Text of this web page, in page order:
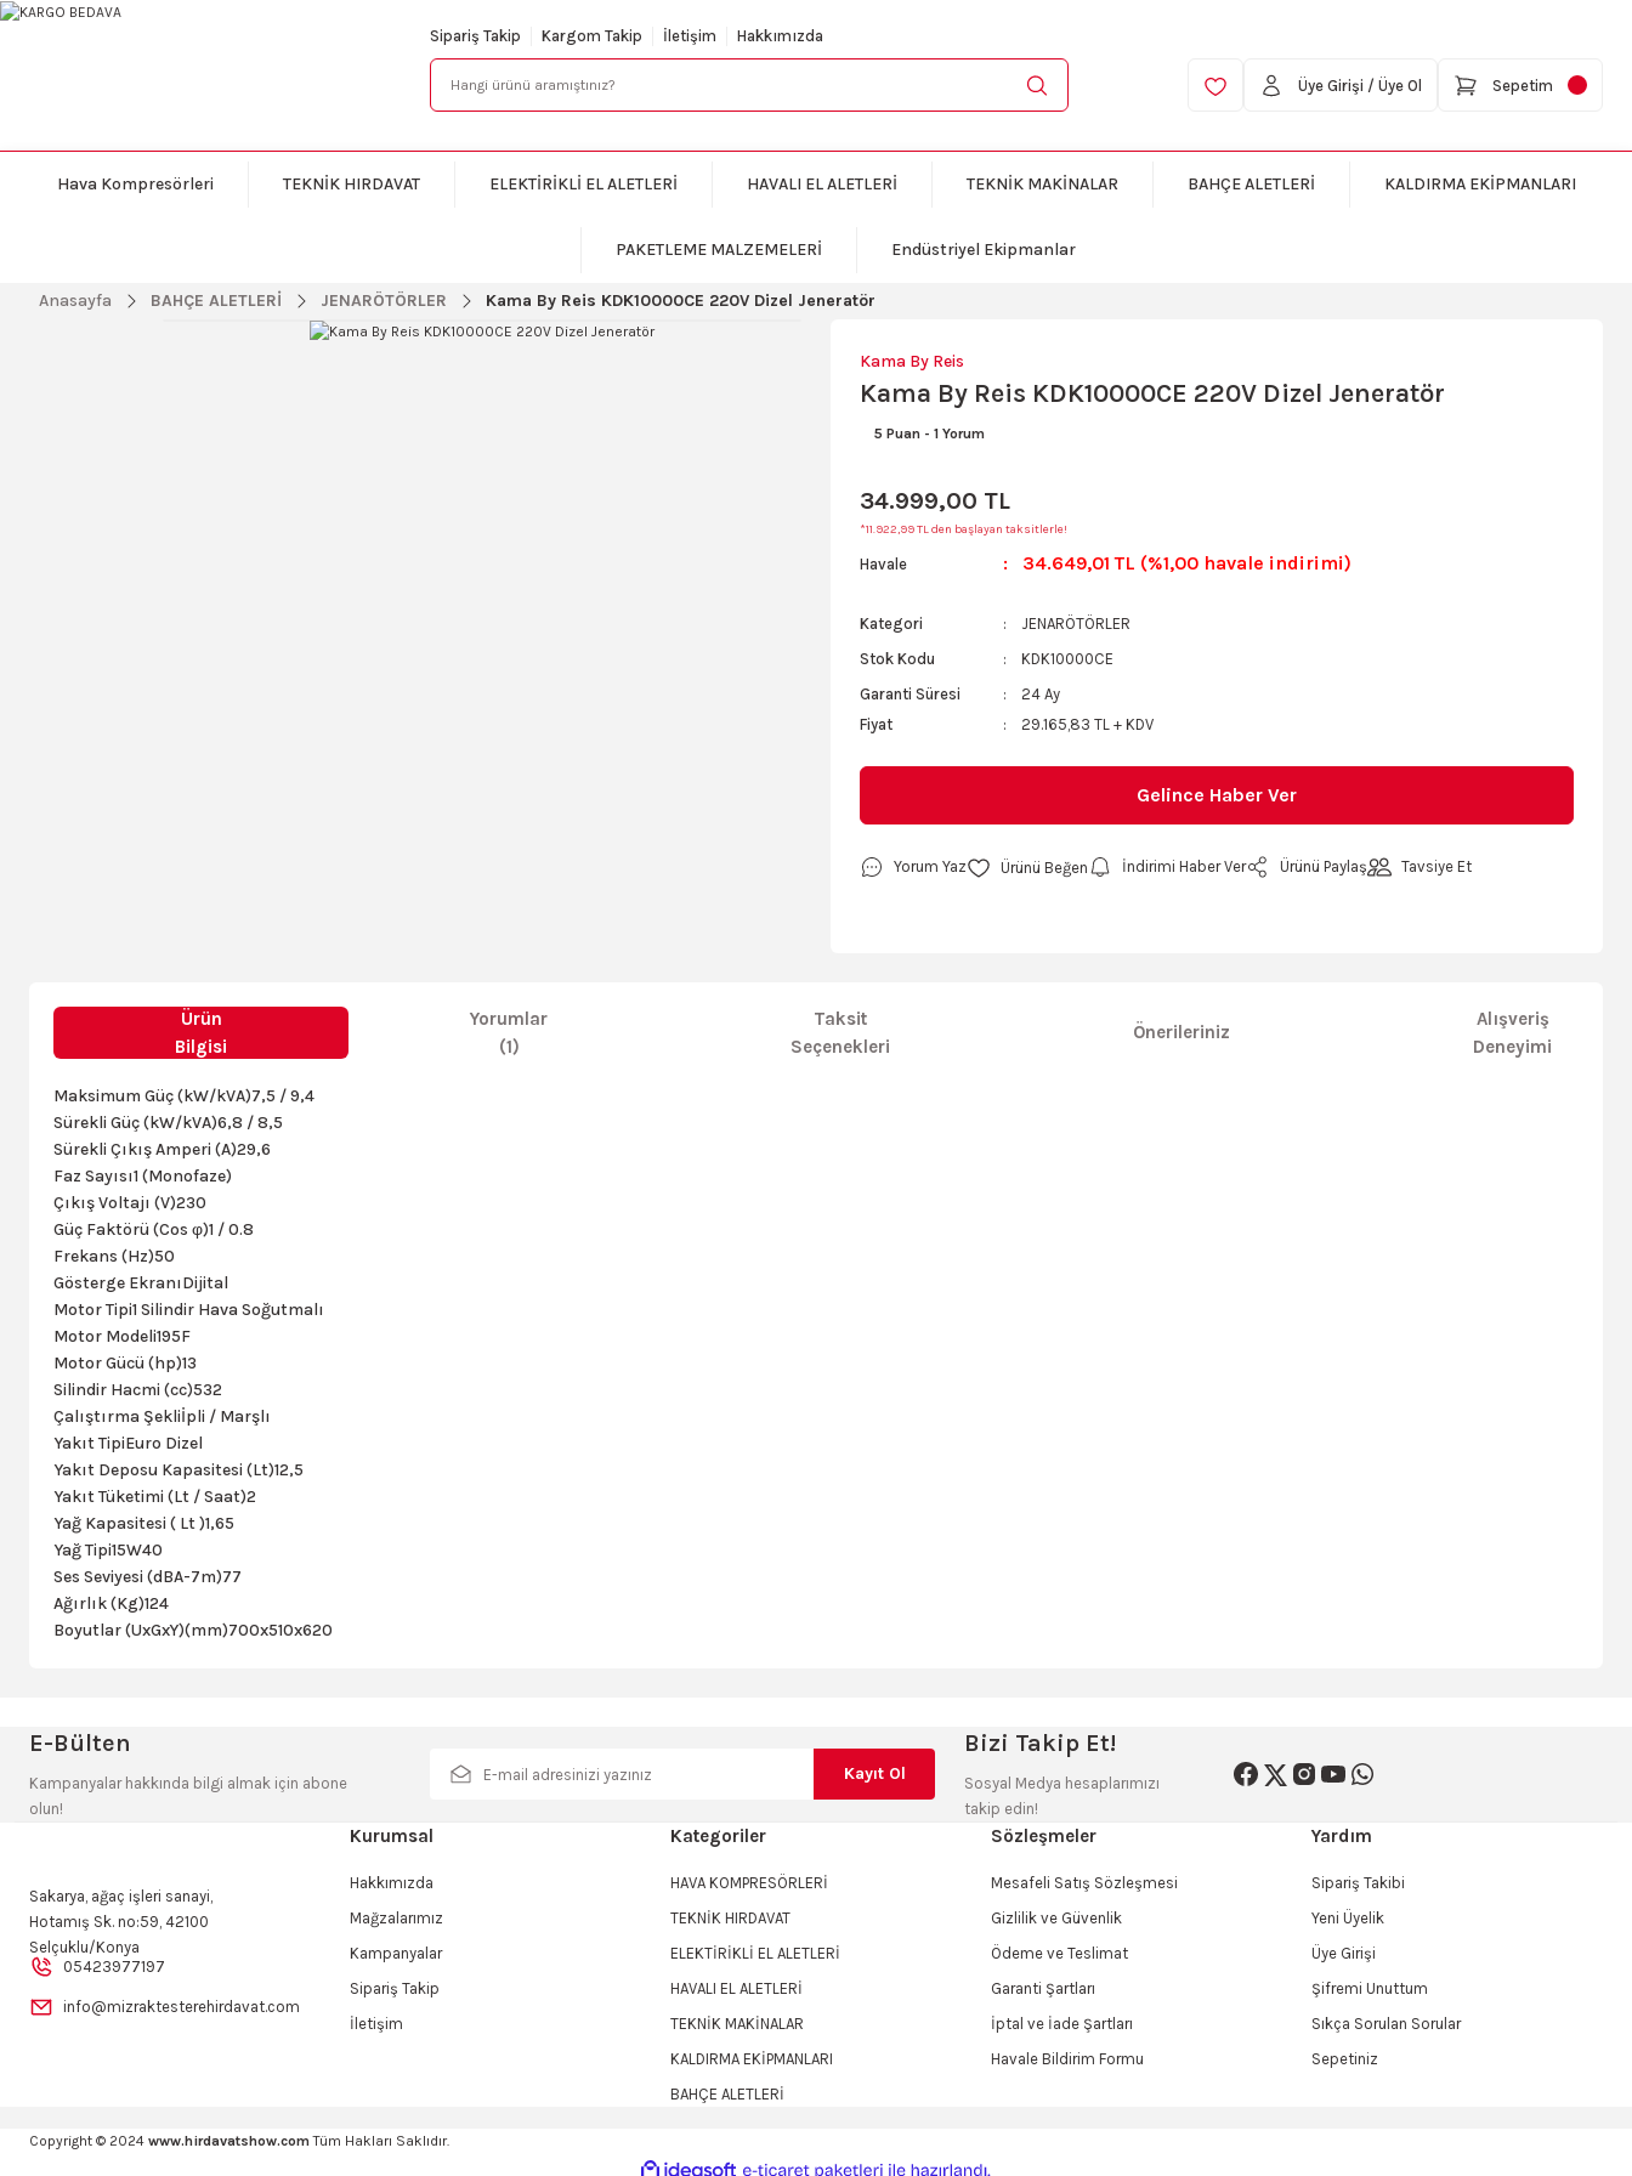
Sipariş Takip Kargom Takip İletişim Hakkımızda
Üye Girişi / Üye Ol Sepetim
Hava Kompresörleri TEKNİK HIRDAVAT ELEKTİRİKLİ EL ALETLERİ HAVALI EL ALETLERİ TEKNİK MAKİNALAR BAHÇE ALETLERİ KALDIRMA EKİPMANLARI
PAKETLEME MALZEMELERİ Endüstriyel Ekipmanlar
Anasayfa BAHÇE ALETLERİ JENARÖTÖRLER Kama By Reis KDK10000CE 220V Dizel Jeneratör
Kama By Reis
Kama By Reis KDK10000CE 220V Dizel Jeneratör
5 Puan - 1 Yorum
34.999,00 TL
*11.922,99 TL den başlayan taksitlerle!
Havale 34.649,01 TL (%1,00 havale indirimi)
Kategori
JENARÖTÖRLER
Stok Kodu
KDK10000CE
Garanti Süresi
24 Ay
Fiyat
29.165,83 TL + KDV
Gelince Haber Ver
Yorum Yaz İndirimi Haber Ver Ürünü Paylaş Tavsiye Et
Ürün
Bilgisi
Yorumlar
(1)
Taksit
Seçenekleri
Önerileriniz
Alışveriş
Deneyimi
Maksimum Güç (kW/kVA)7,5 / 9,4
Sürekli Güç (kW/kVA)6,8 / 8,5
Sürekli Çıkış Amperi (A)29,6
Faz Sayısı1 (Monofaze)
Çıkış Voltajı (V)230
Güç Faktörü (Cos φ)1 / 0.8
Frekans (Hz)50
Gösterge EkranıDijital
Motor Tipi1 Silindir Hava Soğutmalı
Motor Modeli195F
Motor Gücü (hp)13
Silindir Hacmi (cc)532
Çalıştırma Şekliİpli / Marşlı
Yakıt TipiEuro Dizel
Yakıt Deposu Kapasitesi (Lt)12,5
Yakıt Tüketimi (Lt / Saat)2
Yağ Kapasitesi ( Lt )1,65
Yağ Tipi15W40
Ses Seviyesi (dBA-7m)77
Ağırlık (Kg)124
Boyutlar (UxGxY)(mm)700x510x620
2+3 taksit ne anlama geliyo
Yorum Yaz
Ürün resmi kalitesiz, bozuk veya görüntülenemiyor.
Ürün fiyatı diğer sitelerden daha pahalı.
Bu ürüne benzer farklı alternatifler olmalı.
Deneyimini Paylaş
E-Bülten
Kampanyalar hakkında bilgi almak için abone
olun!
Kayıt Ol
Bizi Takip Et!
Sosyal Medya hesaplarımızı
takip edin!
Sakarya, ağaç işleri sanayi,
Hotamış Sk. no:59, 42100
Selçuklu/Konya
05423977197
info@mizraktesterehirdavat.com
Kurumsal
Hakkımızda
Mağzalarımız
Kampanyalar
Sipariş Takip
İletişim
Kategoriler
HAVA KOMPRESÖRLERİ
TEKNİK HIRDAVAT
ELEKTİRİKLİ EL ALETLERİ
HAVALI EL ALETLERİ
TEKNİK MAKİNALAR
KALDIRMA EKİPMANLARI
BAHÇE ALETLERİ
Sözleşmeler
Mesafeli Satış Sözleşmesi
Gizlilik ve Güvenlik
Ödeme ve Teslimat
Garanti Şartları
İptal ve İade Şartları
Havale Bildirim Formu
Yardım
Sipariş Takibi
Yeni Üyelik
Üye Girişi
Şifremi Unuttum
Sıkça Sorulan Sorular
Sepetiniz
Copyright © 2024 www.hirdavatshow.com Tüm Hakları Saklıdır.
ideasoft
e-